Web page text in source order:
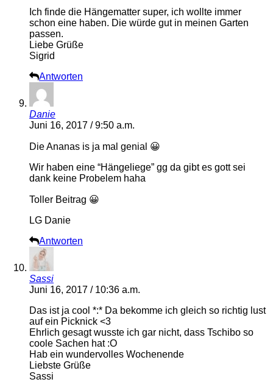
Ich finde die Hängematter super, ich wollte immer
schon eine haben. Die würde gut in meinen Garten
passen.
Liebe Grüße
Sigrid
Antworten
Danie
Juni 16, 2017 / 9:50 a.m.
Die Ananas is ja mal genial 😀
Wir haben eine “Hängeliege” gg da gibt es gott sei
dank keine Probelem haha
Toller Beitrag 😀
LG Danie
Antworten
Sassi
Juni 16, 2017 / 10:36 a.m.
Das ist ja cool *:* Da bekomme ich gleich so richtig lust
auf ein Picknick <3
Ehrlich gesagt wusste ich gar nicht, dass Tschibo so
coole Sachen hat :O
Hab ein wundervolles Wochenende
Liebste Grüße
Sassi